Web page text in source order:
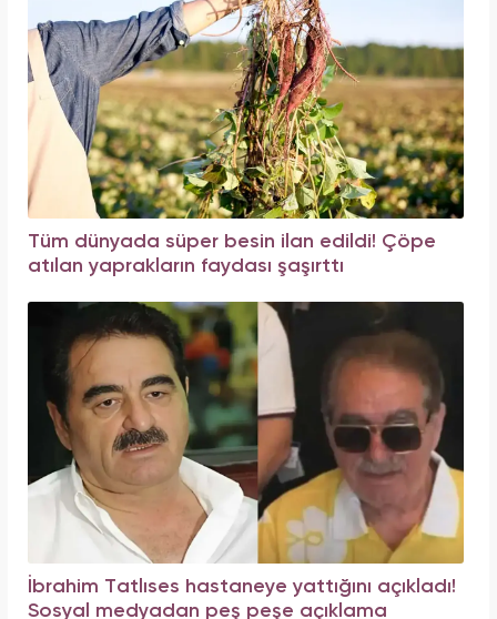
Tüm dünyada süper besin ilan edildi! Çöpe
atılan yaprakların faydası şaşırttı
İbrahim Tatlıses hastaneye yattığını açıkladı!
Sosyal medyadan peş peşe açıklama